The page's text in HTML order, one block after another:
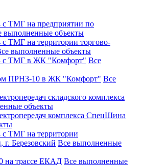
ТМГ на предприятии по
выполненные объекты
ТМГ на территории торгово-
выполненные объекты
с ТМГ в ЖК "Комфорт" Все
ПРНЗ-10 в ЖК "Комфорт" Все
складского комплекса
объекты
комплекса СпецШина
ТМГ на территории
г. Березовский Все выполненные
на трассе ЕКАД Все выполненные